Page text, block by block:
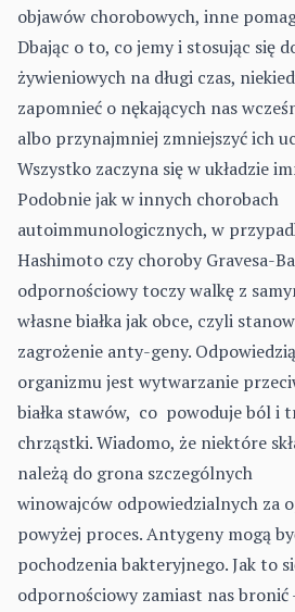
objawów chorobowych, inne
Dbając o to, co jemy i stosując się
żywieniowych na długi czas,
zapomnieć o nękających nas
albo przynajmniej zmniejszyć ich
Wszystko zaczyna się w układzie
Podobnie jak w innych chorobach
autoimmunologicznych, w
Hashimoto czy choroby Gravesa-
odpornościowy toczy walkę z
własne białka jak obce, czyli
zagrożenie anty-geny. Odpowiedzią
organizmu jest wytwarzanie
białka stawów, co powoduje ból i
chrząstki. Wiadomo, że niektóre
należą do grona szczególnych
winowajców odpowiedzialnych za
powyżej proces. Antygeny mogą
pochodzenia bakteryjnego. Jak to
odpornościowy zamiast nas bronić